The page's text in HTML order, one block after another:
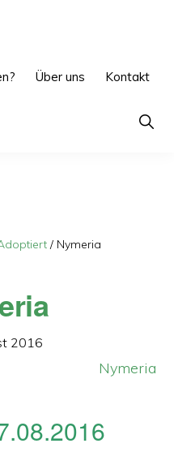
Über uns Kontakt
Show
/Nymeria
2016